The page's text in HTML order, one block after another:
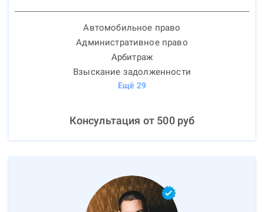
Автомобильное право
Административное право
Арбитраж
Взыскание задолженности
Ещё 29
Консультация от 500руб